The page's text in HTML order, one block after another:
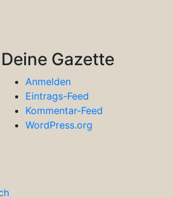
Deine Gazette
Anmelden
Eintrags-Feed
Kommentar-Feed
WordPress.org